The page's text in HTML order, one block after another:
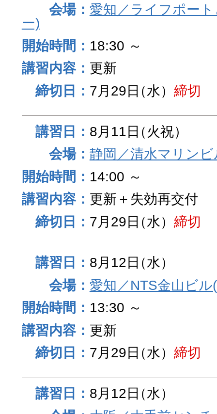
愛知／ライフポー
ー)
18:30 ～
更新
7月29日（水） 締切
8月11日（火祝）
静岡／清水マリンビ
14:00 ～
更新＋失効再交付
7月29日（水） 締切
8月12日（水）
愛知／NTS金山ビ
13:30 ～
更新
7月29日（水） 締切
8月12日（水）